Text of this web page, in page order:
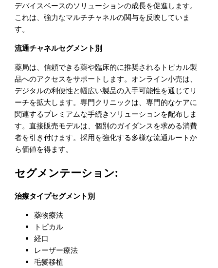
デバイスベースのソリューションの成長を促進します。
これは、強力なマルチチャネルの関与を反映していま
す。
流通チャネルセグメント別
薬局は、信頼できる薬や臨床的に推奨されるトピカル製
品へのアクセスをサポートします。オンライン小売は、
デジタルの利便性と幅広い製品の入手可能性を通じてリ
ーチを拡大します。専門クリニックは、専門的なケアに
関連するプレミアムな手続きソリューションを配布しま
す。直接販売モデルは、個別のガイダンスを求める消費
者を引き付けます。採用を強化する多様な流通ルートか
ら価値を得ます。
セグメンテーション:
治療タイプセグメント別
薬物療法
トピカル
経口
レーザー療法
毛髪移植